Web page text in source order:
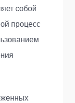
собой
процесс